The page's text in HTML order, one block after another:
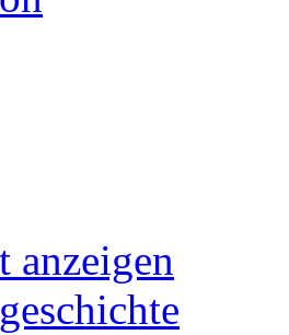
anzeigen